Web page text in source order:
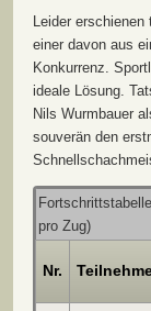
Leider erschienen
einer davon aus
Konkurrenz.
ideale Lösung.
Nils Wurmbauer
souverän den
pro Zug)
Nr.